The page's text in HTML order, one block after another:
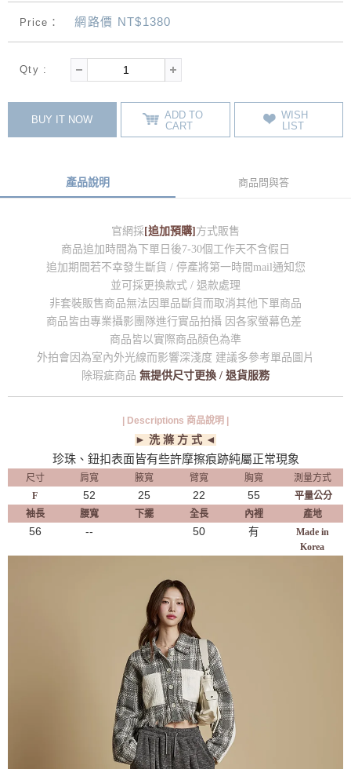
Price：網路價 NT$1380
Qty :
BUY IT NOW
ADD TO
CART
WISH
LIST
產品說明 商品問與答
官網採 [追加預購] 方式販售
商品追加時間為下單日後7-30個工作天不含假日
追加期間若不幸發生斷貨 / 停產將第一時間mail通知您
並可採更換款式 / 退款處理
非套裝販售商品無法因單品斷貨而取消其他下單商品
商品皆由專業攝影團隊進行實品拍攝 因各家螢幕色差
商品皆以實際商品顏色為準
外拍會因為室內外光線而影響深淺度 建議多參考單品圖片
除瑕疵商品 無提供尺寸更換 / 退貨服務
| Descriptions 商品說明 |
► 洗 滌 方 式 ◄
珍珠、鈕扣表面皆有些許摩擦痕跡純屬正常現象
尺寸 肩寬 腋寬 臂寬 胸寬
測量方式
F
52 25 22 55
平量公分
袖長
腰寬 下擺 全長 內裡 產地
56 -- 50 有
Made in
Korea